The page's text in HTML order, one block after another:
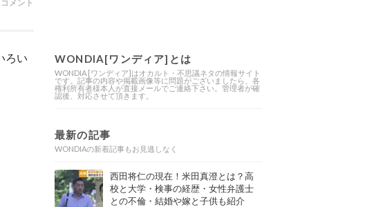
コメント
ろい
WONDIA[ワンディア]とは
WONDIA [ワンディア]はオカルト・不思議ネタの情報サイト
です。記事の内容や掲載画像等に問題がございましたら、各
権利所有者様本人が直接メールでご連絡下さい。管理者が確
認後、対応させて頂きます。
最新の記事
WONDIAの新着記事もお見逃しなく
西田将仁の現在！米田真澄とは？高
校と大学・検事の経歴・女性弁護士
との不倫・結婚や嫁と子供も紹介